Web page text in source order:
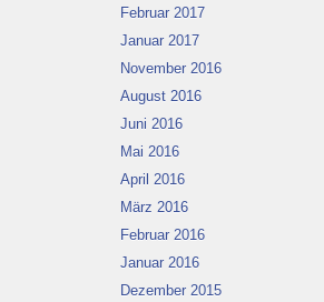
Februar 2017
Januar 2017
November 2016
August 2016
Juni 2016
Mai 2016
April 2016
März 2016
Februar 2016
Januar 2016
Dezember 2015